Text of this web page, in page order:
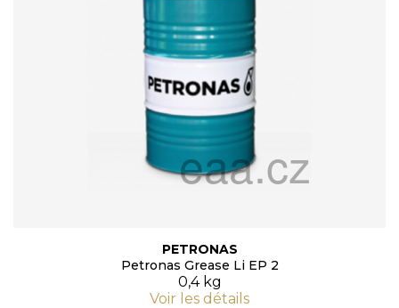
PETRONAS
Petronas Grease Li EP 2
0,4 kg
Voir les détails